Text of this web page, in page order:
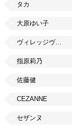
タカ
大原ゆい子
ヴィレッジヴァンガード
指原莉乃
佐藤健
CEZANNE
セザンヌ